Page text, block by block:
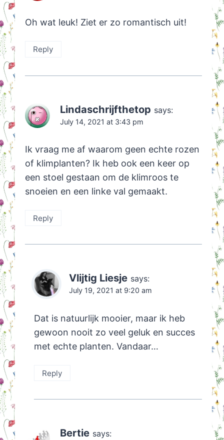
Oh wat leuk! Ziet er zo romantisch uit!
Reply
Lindaschrijfthetop says:
July 14, 2021 at 3:43 pm
Ik vraag me af waarom geen echte rozen
of klimplanten? Ik heb ook een keer op
een stoel gestaan om de klimroos te
snoeien en een linke val gemaakt.
Reply
Vlijtig Liesje says:
July 19, 2021 at 9:20 am
Dat is natuurlijk mooier, maar ik heb
gewoon nooit zo veel geluk en succes
met echte planten. Vandaar…
Reply
Bertie says: